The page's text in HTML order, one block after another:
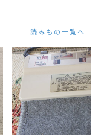
読みもの一覧へ